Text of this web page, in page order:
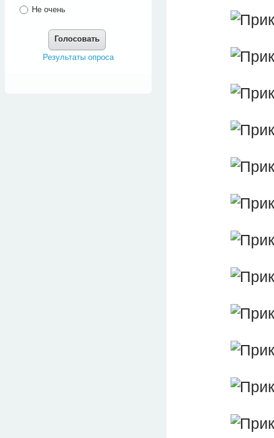
Не очень
Голосовать
Результаты опроса